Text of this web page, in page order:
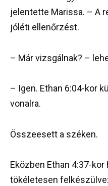
jelentette Marissa. – A
jóléti ellenőrzést.
– Már vizsgálnak? –
– Igen. Ethan 6:04-kor
vonalra.
Összeesett a széken.
Eközben Ethan 4:37-kor
tökéletesen